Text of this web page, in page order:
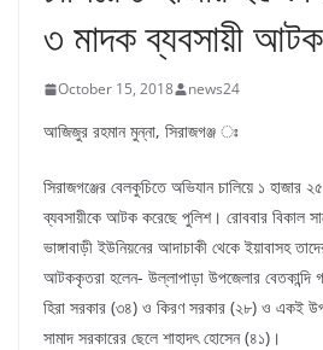
৩ মাদক ব্যবসায়ী
October 15, 2018 news24
আজিজুর রহমান মুন্না, সিরাজগঞ্জ ঃ
সিরাজগঞ্জের বেলকুচিতে অভিযান চালিয়ে ১ হাজার
ব্যবসায়ীকে আটক করেছে পুলিশ। রোববার বিকাল
ভাঙ্গাবাড়ী ইউনিয়নের আদাচাকী থেকে ইয়াবাসহ
আটককৃতরা হলেন- উল্লাপাড়া উপজেলার বেতকান্দি
হিরা সরকার (৩৪) ও কিরণ সরকার (২৮) ও একই
সামাদ সরকারের ছেলে শাহাদৎ হোসেন (৪১)।